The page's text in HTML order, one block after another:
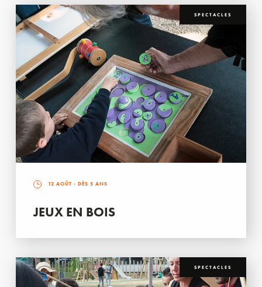
SPECTACLES
12 AOÛT - DÈS 5 ANS
JEUX EN BOIS
SPECTACLES